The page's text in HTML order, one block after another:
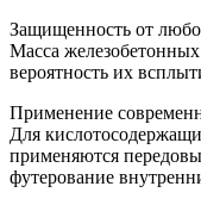
Защищенность от
Масса
вероятность их
Применение
Для
применяются
футерование